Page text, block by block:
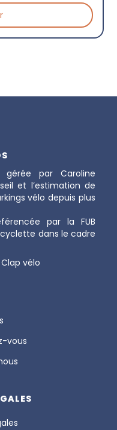
par Caroline
et l’estimation de
vélo depuis plus
par la FUB
dans le cadre
vélo
vous